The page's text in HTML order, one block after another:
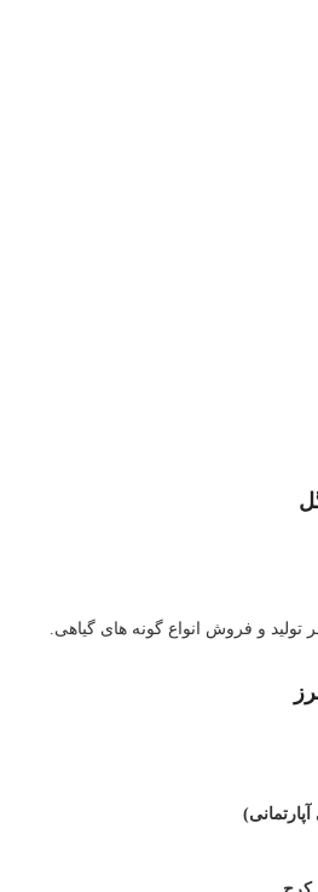
تولید و فروش انواع گونه های گیاهی.